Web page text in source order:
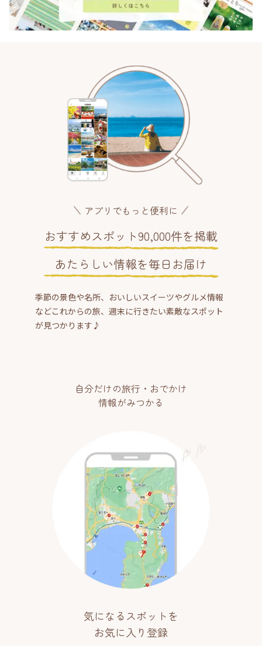
アプリでもっと便利に
おすすめスポット90,000件を掲載
あたらしい情報を毎日お届け
季節の景色や名所、おいしいスイーツやグルメ情報
などこれからの旅、週末に行きたい素敵なスポット
が見つかります♪
自分だけの旅行・おでかけ
情報がみつかる
気になるスポットを
お気に入り登録